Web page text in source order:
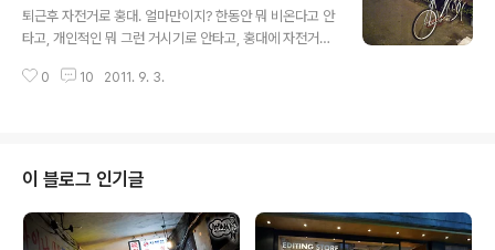
W의 아이웨어 구경도 할겸, 뭐 먼 동네도 아니고 집 근처라
구경이나 해보자는 심산으로 오프닝샵의 오픈당일, 퇴근하
뭐라도 있을줄 알았다. 검색해보니 파티한다는 오프닝샵
퇴근후 자전거로 홍대. 얼마만이지? 한동안 뭐 비온다고 안
타고, 개인적인 뭐 그런 거시기로 안타고, 홍대에 자전거타
런지 끼긱끼긱 소리도 나고; 기름칠 좀 해줘야 겠다 - 아무
곳의 책들은 그냥 내키는대로 집어다가 보는 맛이 또 일품
이지 ! 굉장히 오랫만에 보는듯한 미역누나는 독일 멋쟁이
마틴과 비밀의 대화를 주고 받고 있었는데 영어로 대화를
하고 계시는 통에 나는 뭐 애초에 대화에 끼어들 맘 접고 혼
0 10 2011. 9. 3.
이 블로그 인기글